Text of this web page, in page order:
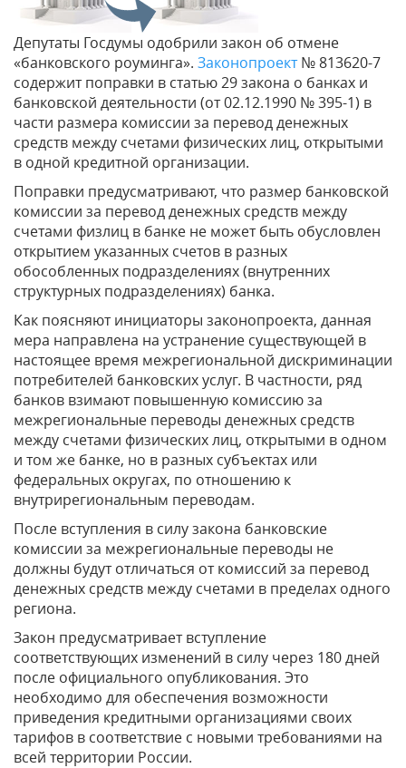
Депутаты Госдумы одобрили закон об отмене
«банковского роуминга». Законопроект№ 813620-7
содержит поправки в статью 29 закона о банках и
банковской деятельности (от 02.12.1990 № 395-1) в
части размера комиссии за перевод денежных
средств между счетами физических лиц, открытыми
в одной кредитной организации.
Поправки предусматривают, что размер банковской
комиссии за перевод денежных средств между
счетами физлиц в банке не может быть обусловлен
открытием указанных счетов в разных
обособленных подразделениях (внутренних
структурных подразделениях) банка.
Как поясняют инициаторы законопроекта, данная
мера направлена на устранение существующей в
настоящее время межрегиональной дискриминации
потребителей банковских услуг. В частности, ряд
банков взимают повышенную комиссию за
межрегиональные переводы денежных средств
между счетами физических лиц, открытыми в одном
и том же банке, но в разных субъектах или
федеральных округах, по отношению к
внутрирегиональным переводам.
После вступления в силу закона банковские
комиссии за межрегиональные переводы не
должны будут отличаться от комиссий за перевод
денежных средств между счетами в пределах одного
региона.
Закон предусматривает вступление
соответствующих изменений в силу через 180 дней
после официального опубликования. Это
необходимо для обеспечения возможности
приведения кредитными организациями своих
тарифов в соответствие с новыми требованиями на
всей территории России.